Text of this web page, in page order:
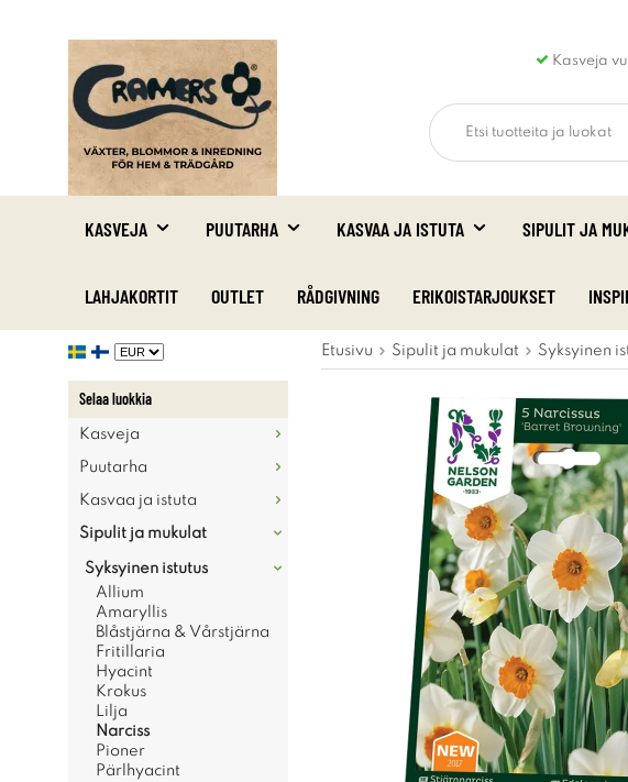
Kasveja
KASVEJA PUUTARHA KASVAA JA ISTUTA SIPULIT JA
LAHJAKORTIT OUTLET RÅDGIVNING ERIKOISTARJOUKSET
Selaa luokkia
Kasveja
Puutarha
Kasvaa ja istuta
Sipulit ja mukulat
Syksyinen istutus
Allium
Amaryllis
Blåstjärna & Vårstjärna
Fritillaria
Hyacint
Krokus
Lilja
Narciss
Pioner
Pärlhyacint
Etusivu Sipulit ja mukulat Syksyinen